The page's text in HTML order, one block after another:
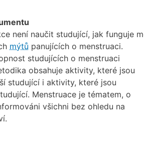
není naučit studující, jak funguje
mýtů panujících o menstruaci.
studujících o menstruaci
obsahuje aktivity, které jsou
studující i aktivity, které jsou
Menstruace je tématem, o
všichni bez ohledu na